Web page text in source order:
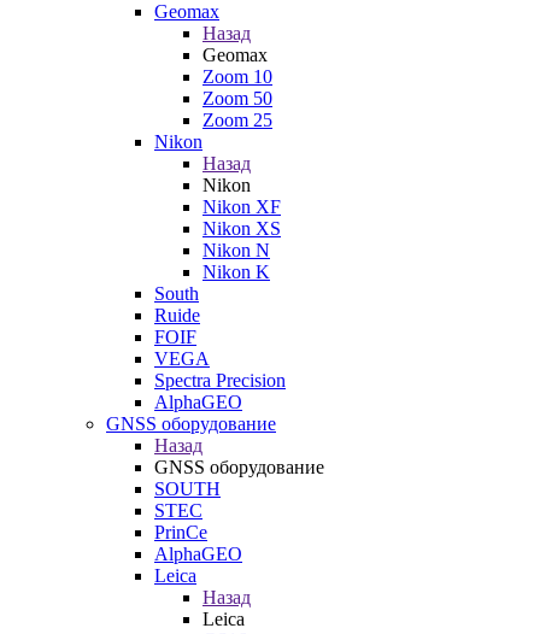
Geomax
Назад
Geomax
Zoom 10
Zoom 50
Zoom 25
Nikon
Назад
Nikon
Nikon XF
Nikon XS
Nikon N
Nikon K
South
Ruide
FOIF
VEGA
Spectra Precision
AlphaGEO
GNSS оборудование
Назад
GNSS оборудование
SOUTH
STEC
PrinCe
AlphaGEO
Leica
Назад
Leica